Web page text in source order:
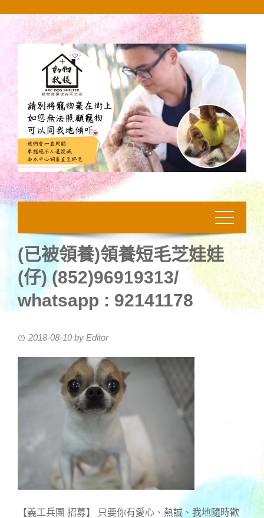
(已被領養)領養短毛芝娃娃
(仔) (852)96919313/
whatsapp : 92141178
2018-08-10 by Editor
【義工兵團 招募】 只要你有愛心、熱誠、我地隨時歡